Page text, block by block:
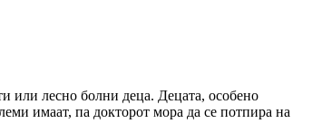
или лесно болни деца. Децата, особено
имаат, па докторот мора да се потпира на